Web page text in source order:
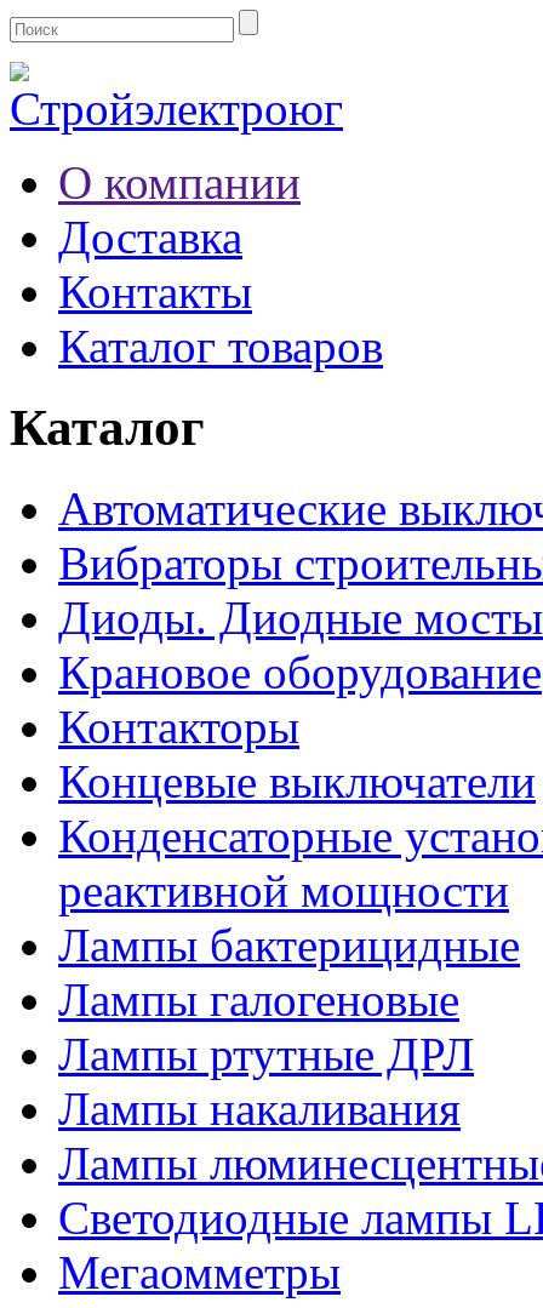
О компании
Доставка
Контакты
Каталог товаров
Каталог
Автоматические
Вибраторы
Диоды. Диодные мосты
Крановое оборудование
Контакторы
Концевые выключатели
Конденсаторные
реактивной мощности
Лампы бактерицидные
Лампы галогеновые
Лампы ртутные ДРЛ
Лампы накаливания
Лампы
Светодиодные лампы
Мегаомметры